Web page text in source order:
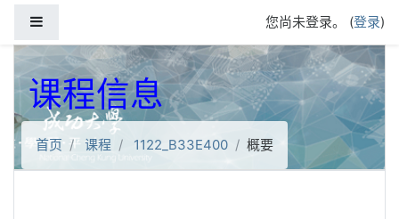
您尚未登录。 (登录)
课程信息
首页 课程 1122_B33E400 概要